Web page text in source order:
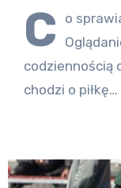
C
o
codziennością
chodzi o piłkę…